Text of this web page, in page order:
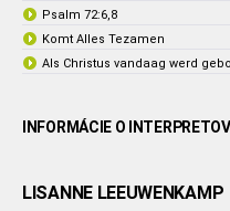
Psalm 72:6,8
Komt Alles Tezamen
Als Christus vandaag werd
INFORMÁCIE O INTERPRETOVI
LISANNE LEEUWENKAMP